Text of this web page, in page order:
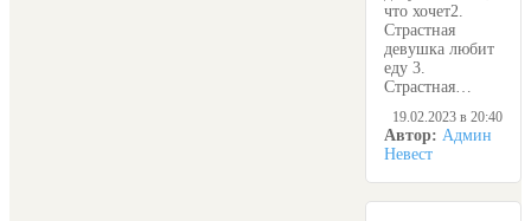
что хочет2.
Страстная
девушка любит
еду 3.
Страстная…
19.02.2023 в 20:40
Автор: Админ
Невест